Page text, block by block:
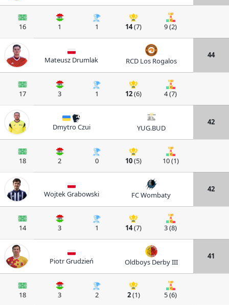
16 1 1 14(7) 9 (2)
Mateusz Drumlak RCD Los Rogalos
44
17 3 1 12(6) 4 (7)
Dmytro Czui YUG.BUD
42
18 2 0 10(5) 10 (1)
Wojtek Grabowski FC Wombaty
42
14 3 1 14(7) 3 (8)
Piotr Grudzień Oldboys Derby III
41
18 3 2 2(1) 5 (6)